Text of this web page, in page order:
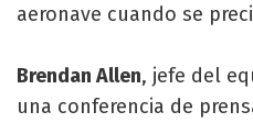
aeronave cuando se
Brendan Allen, jefe del
una conferencia de